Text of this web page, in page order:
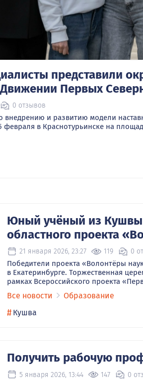
представили
Первых
0 отзывов
и развитию модели
февраля в Краснотурьинске на
Юный учёный из Кушвы
областного проекта
21 января 2026, 23:27 119 0
Победители проекта «Волонтёры
в Екатеринбурге. Торжественная
рамках Всероссийского проекта
Все новости Образование
# Кушва
Получить рабочую
5 января 2026, 13:44 147 0